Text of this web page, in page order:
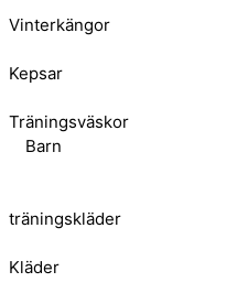
Vinterkängor
Kepsar
Träningsväskor
Barn
träningskläder
Kläder